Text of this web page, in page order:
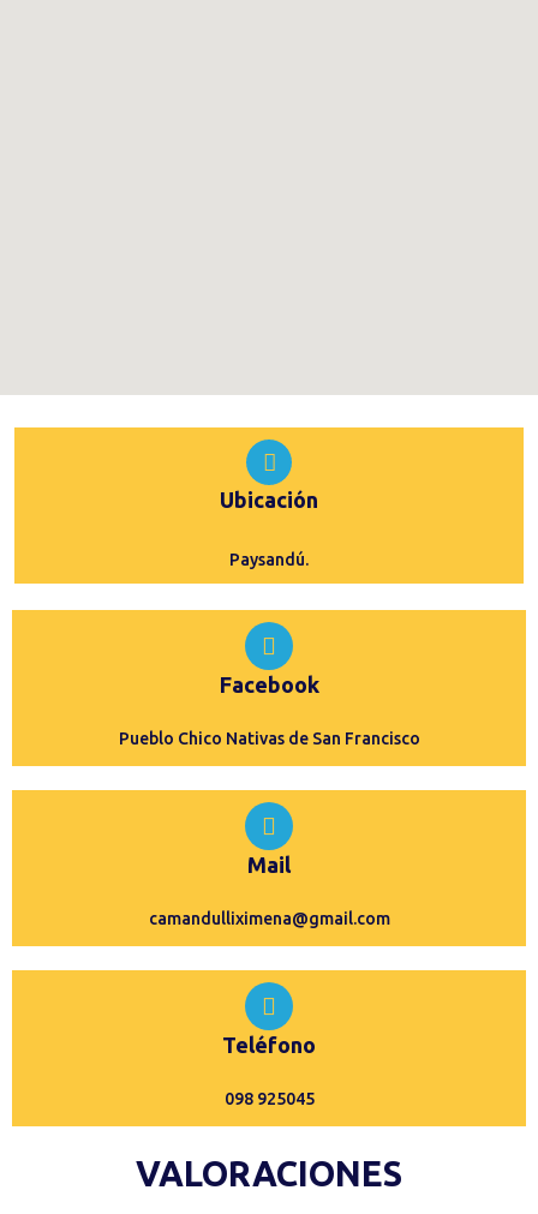
Ubicación
Paysandú.
Facebook
Pueblo Chico Nativas de San Francisco
Mail
camandulliximena@gmail.com
Teléfono
098 925045
VALORACIONES